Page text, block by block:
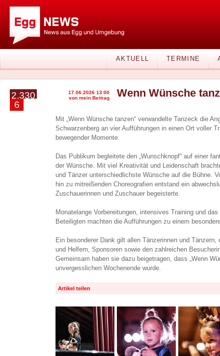
AKTUELL TERMINE
2.330
6
17.06.2026 13:00
von mein Beitrag
Wenn Wünsche
Mit „Wenn Wünsche tanzen“ verwandelte Tanzeck die
Schwarzenberg an vier Aufführungen in einen Ort voller
bewegender Momente.
Das Publikum begleitete den „Wunschknopf“ auf einer
der Wünsche. Mit viel Kreativität und Leidenschaft
und Tänzer unterschiedlichste Wünsche auf die Bühne.
hin zu mitreißenden Choreografien entstand ein
Zuschauerinnen und Zuschauer begeisterte.
Monatelange Vorbereitungen, intensives Training und
Beteiligten machten die Aufführungen zu einem
Ein besonderer Dank gilt allen Tänzerinnen und Tänzern,
und Helfern, Sponsoren sowie den zahlreichen
Gemeinsam haben sie dazu beigetragen, dass „Wenn
unvergesslichen Wochenende wurde.
Artikel teilen